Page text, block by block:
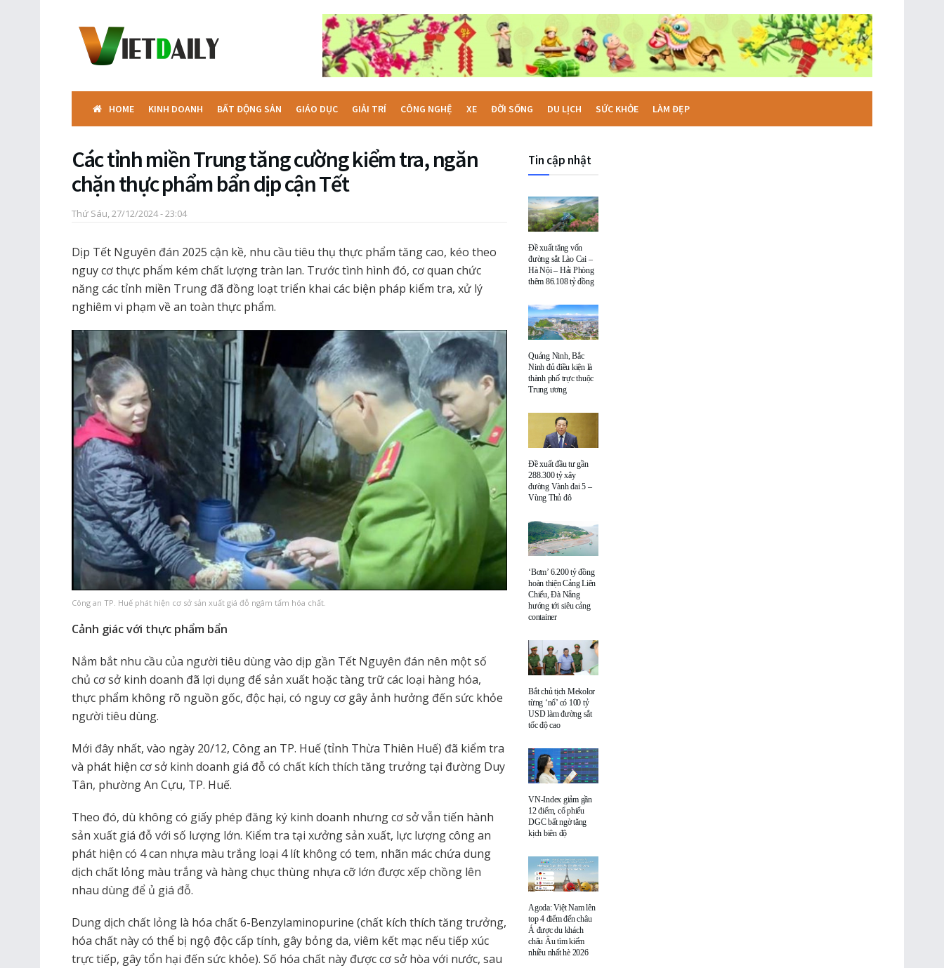
HOME KINH DOANH BẤT ĐỘNG SẢN GIÁO DỤC GIẢI TRÍ CÔNG NGHỆ XE ĐỜI SỐNG DU LỊCH SỨC KHỎE LÀM ĐẸP
Các tỉnh miền Trung tăng cường kiểm tra, ngăn
chặn thực phẩm bẩn dịp cận Tết
Thứ Sáu, 27/12/2024 - 23:04
Dịp Tết Nguyên đán 2025 cận kề, nhu cầu tiêu thụ thực phẩm tăng cao, kéo theo
nguy cơ thực phẩm kém chất lượng tràn lan. Trước tình hình đó, cơ quan chức
năng các tỉnh miền Trung đã đồng loạt triển khai các biện pháp kiểm tra, xử lý
nghiêm vi phạm về an toàn thực phẩm.
Công an TP. Huế phát hiện cơ sở sản xuất giá đỗ ngâm tẩm hóa chất.
Cảnh giác với thực phẩm bẩn
Nắm bắt nhu cầu của người tiêu dùng vào dịp gần Tết Nguyên đán nên một số
chủ cơ sở kinh doanh đã lợi dụng để sản xuất hoặc tàng trữ các loại hàng hóa,
thực phẩm không rõ nguồn gốc, độc hại, có nguy cơ gây ảnh hưởng đến sức khỏe
người tiêu dùng.
Mới đây nhất, vào ngày 20/12, Công an TP. Huế (tỉnh Thừa Thiên Huế) đã kiểm tra
và phát hiện cơ sở kinh doanh giá đỗ có chất kích thích tăng trưởng tại đường Duy
Tân, phường An Cựu, TP. Huế.
Theo đó, dù không có giấy phép đăng ký kinh doanh nhưng cơ sở vẫn tiến hành
sản xuất giá đỗ với số lượng lớn. Kiểm tra tại xưởng sản xuất, lực lượng công an
phát hiện có 4 can nhựa màu trắng loại 4 lít không có tem, nhãn mác chứa dung
dịch chất lỏng màu trắng và hàng chục thùng nhựa cỡ lớn được xếp chồng lên
nhau dùng để ủ giá đỗ.
Dung dịch chất lỏng là hóa chất 6-Benzylaminopurine (chất kích thích tăng trưởng,
hóa chất này có thể bị ngộ độc cấp tính, gây bỏng da, viêm kết mạc nếu tiếp xúc
trực tiếp, gây tổn hại đến sức khỏe). Số hóa chất này được cơ sở hòa với nước, sau
Tin cập nhật
Đề xuất tăng vốn
đường sắt Lào Cai –
Hà Nội – Hải Phòng
thêm 86.108 tỷ đồng
Quảng Ninh, Bắc
Ninh đủ điều kiện là
thành phố trực thuộc
Trung ương
Đề xuất đầu tư gần
288.300 tỷ xây
đường Vành đai 5 –
Vùng Thủ đô
‘Bơm’ 6.200 tỷ đồng
hoàn thiện Cảng Liên
Chiểu, Đà Nẵng
hướng tới siêu cảng
container
Bắt chủ tịch Mekolor
từng ‘nổ’ có 100 tỷ
USD làm đường sắt
tốc độ cao
VN-Index giảm gần
12 điểm, cổ phiếu
DGC bất ngờ tăng
kịch biên độ
Agoda: Việt Nam lên
top 4 điểm đến châu
Á được du khách
châu Âu tìm kiếm
nhiều nhất hè 2026